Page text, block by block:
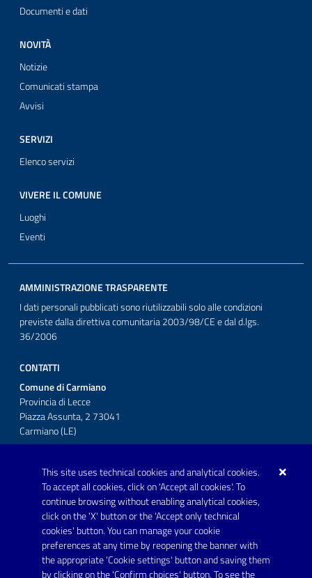
This site uses technical cookies and analytical cookies.
To accept all cookies, click on 'Accept all cookies'. To
continue browsing without enabling analytical cookies,
click on the 'X' button or the 'Accept only technical
cookies' button. You can manage your cookie
preferences at any time by reopening the banner with
the appropriate 'Cookie settings' button and saving them
by clicking on the 'Confirm choices' button. To see the
Documenti e dati
NOVITÀ
Notizie
Comunicati stampa
Avvisi
SERVIZI
Elenco servizi
VIVERE IL COMUNE
Luoghi
Eventi
AMMINISTRAZIONE TRASPARENTE
I dati personali pubblicati sono riutilizzabili solo alle condizioni
previste dalla direttiva comunitaria 2003/98/CE e dal d.lgs.
36/2006
CONTATTI
Comune di Carmiano
Provincia di Lecce
Piazza Assunta, 2 73041
Carmiano (LE)
Posta Elettronica Certificata:
protocollo.comunecarmiano@pec.rupar.puglia.it
URP - Ufficio Relazioni con il Pubblico